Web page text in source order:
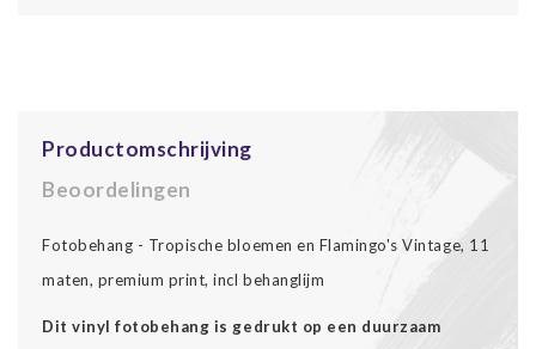
Productomschrijving
Beoordelingen
Fotobehang - Tropische bloemen en Flamingo's Vintage, 11
maten, premium print, incl behanglijm
Dit vinyl fotobehang is gedrukt op een duurzaam